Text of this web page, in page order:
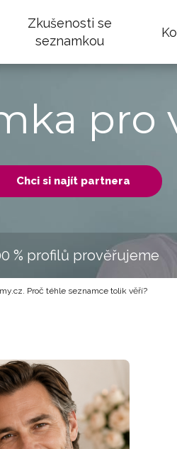
Zkušenosti se
seznamkou
pro
Chci si najít partnera
% profilů prověřujeme
Proč téhle seznamce tolik věří?